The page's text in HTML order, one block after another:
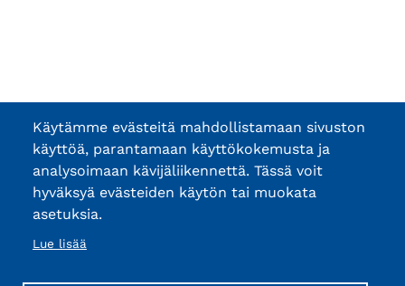
Käytämme evästeitä mahdollistamaan sivuston
käyttöä, parantamaan käyttökokemusta ja
analysoimaan kävijäliikennettä. Tässä voit
hyväksyä evästeiden käytön tai muokata
asetuksia.
Lue lisää